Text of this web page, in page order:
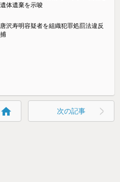
体遺棄を示唆
沢寿明容疑者を組織犯罪処罰法違反
home 次の記事